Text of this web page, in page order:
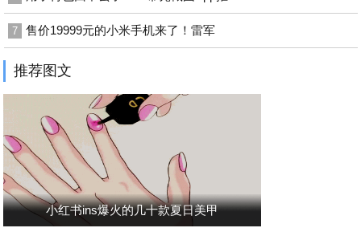
7 售价19999元的小米手机来了！雷军
推荐图文
小红书ins爆火的几十款夏日美甲